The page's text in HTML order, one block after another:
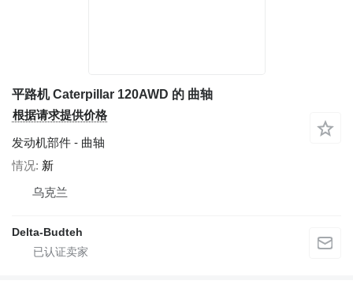
平路机 Caterpillar 120AWD 的 曲轴
根据请求提供价格
发动机部件 - 曲轴
情况 新
乌克兰
Delta-Budteh